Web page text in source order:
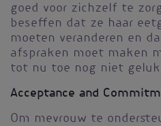
goed voor zichzelf te
beseffen dat ze haar
moeten veranderen en
afspraken moet maken
tot nu toe nog niet
Acceptance and
Om mevrouw te